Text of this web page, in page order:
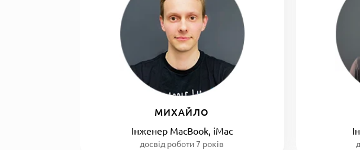
МИХАЙЛО
Інженер MacBook, iMac
досвід роботи 7 років